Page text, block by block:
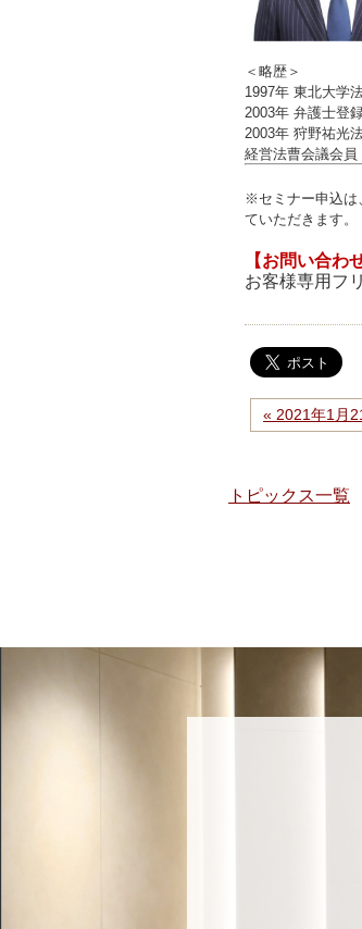
＜略歴＞
1997年 東北大学
2003年 弁護士登
2003年 狩野祐光
経営法曹会議会員
※セミナー申込は
ていただきます。
【お問い合わ
お客様専用フ
« 2021年1月
トピックス一覧